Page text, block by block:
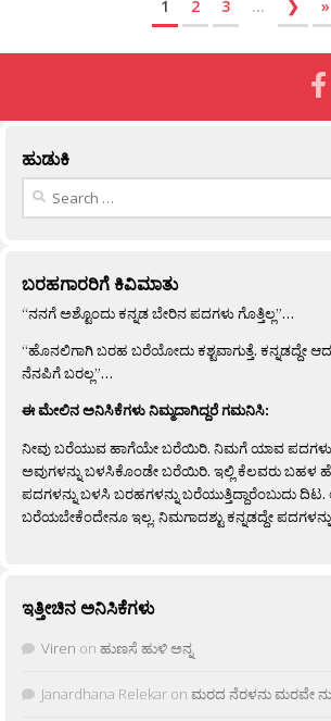
1 2 3 ... ❯ »
ಹುಡುಕಿ
Search
ಬರಹಗಾರರಿಗೆ ಕಿವಿಮಾತು
“ನನಗೆ ಅಶ್ಟೊಂದು ಕನ್ನಡ ಬೇರಿನ ಪದಗಳು ಗೊತ್ತಿಲ್ಲ”…
“ಹೊನಲಿಗಾಗಿ ಬರಹ ಬರೆಯೋದು ಕಶ್ಟವಾಗುತ್ತೆ. ಕನ್ನಡದ್ದೇ
ನೆನಪಿಗೆ ಬರಲ್ಲ”…
ಈ ಮೇಲಿನ ಅನಿಸಿಕೆಗಳು ನಿಮ್ಮದಾಗಿದ್ದರೆ ಗಮನಿಸಿ:
ನೀವು ಬರೆಯುವ ಹಾಗೆಯೇ ಬರೆಯಿರಿ. ನಿಮಗೆ ಯಾವ
ಅವುಗಳನ್ನು ಬಳಸಿಕೊಂಡೇ ಬರೆಯಿರಿ. ಇಲ್ಲಿ ಕೆಲವರು ಬಹಳ
ಪದಗಳನ್ನು ಬಳಸಿ ಬರಹಗಳನ್ನು ಬರೆಯುತ್ತಿದ್ದಾರೆಂಬುದು
ಬರೆಯಬೇಕೆಂದೇನೂ ಇಲ್ಲ. ನಿಮಗಾದಶ್ಟು ಕನ್ನಡದ್ದೇ
ಇತ್ತೀಚಿನ ಅನಿಸಿಕೆಗಳು
Viren on ಹುಣಸೆ ಹುಳಿ ಅನ್ನ
Janardhana Relekar on ಮರದ ನೆರಳನು ಮರವೇ